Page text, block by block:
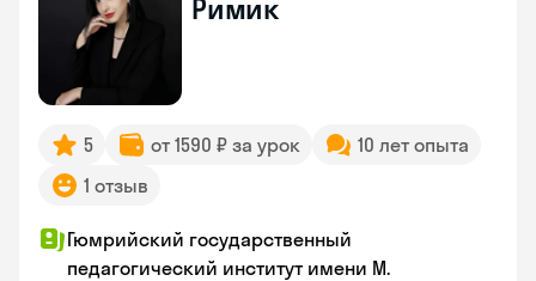
Римик
5 от 1590 ₽ за урок
10 лет опыта
1 отзыв
Гюмрийский государственный
педагогический институт имени М.